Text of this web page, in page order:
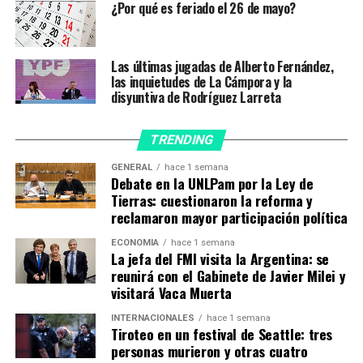
a la exportación de productos primarios.
La reacción del sector se produjo luego de que el
Presidente planteara la posibilidad de aplicar ese tipo de
medidas para evitar un traslado al consumidor del
aumento del precio internacional de productos como la
carne, el maíz y el trigo para, así, «garantizarle a los
argentinos que tengan la comida que necesitan a
precios razonables».
En ese sentido, Fernández dijo que no está «contra el
campo» sino enfocado en una recuperación del salario
«en términos reales» después de una pérdida que, en los
últimos cuatro años, «fue del 20 por ciento», según
expresó durante un reportaje concedido días atrás.
«Lo que tienen que entender los productores es que
los pastos no están dolarizados. La producción del
maíz no está dolarizada. No pueden trasladar a la
¿Por qué es feriado el 26 de mayo?
Las últimas jugadas de Alberto Fernández,
las inquietudes de La Cámpora y la
disyuntiva de Rodríguez Larreta
TRENDING
GENERAL hace 1 semana
Debate en la UNLPam por la Ley de
Tierras: cuestionaron la reforma y
reclamaron mayor participación política
ECONOMÍA hace 1 semana
La jefa del FMI visita la Argentina: se
reunirá con el Gabinete de Javier Milei y
visitará Vaca Muerta
INTERNACIONALES hace 1 semana
Tiroteo en un festival de Seattle: tres
personas murieron y otras cuatro